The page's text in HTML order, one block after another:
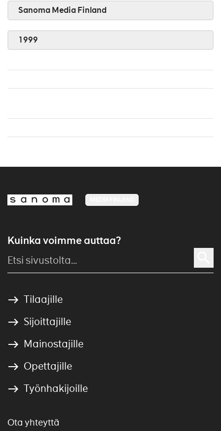
Sanoma Media Finland
1999
Kuinka voimme auttaa?
Tilaajille
Sijoittajille
Mainostajille
Opettajille
Työnhakijoille
Ota yhteyttä